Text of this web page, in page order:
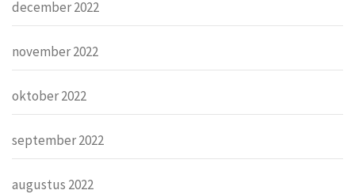
december 2022
november 2022
oktober 2022
september 2022
augustus 2022